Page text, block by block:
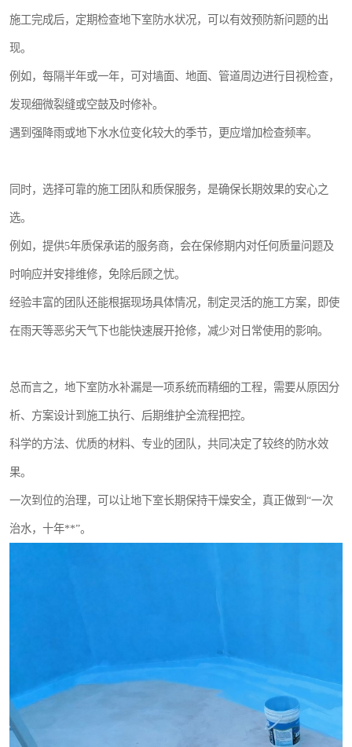
施工完成后，定期检查地下室防水状况，可以有效预防新问题的出
现。
例如，每隔半年或一年，可对墙面、地面、管道周边进行目视检查，
发现细微裂缝或空鼓及时修补。
遇到强降雨或地下水水位变化较大的季节，更应增加检查频率。
同时，选择可靠的施工团队和质保服务，是确保长期效果的安心之
选。
例如，提供5年质保承诺的服务商，会在保修期内对任何质量问题及
时响应并安排维修，免除后顾之忧。
经验丰富的团队还能根据现场具体情况，制定灵活的施工方案，即使
在雨天等恶劣天气下也能快速展开抢修，减少对日常使用的影响。
总而言之，地下室防水补漏是一项系统而精细的工程，需要从原因分
析、方案设计到施工执行、后期维护全流程把控。
科学的方法、优质的材料、专业的团队，共同决定了较终的防水效
果。
一次到位的治理，可以让地下室长期保持干燥安全，真正做到“一次
治水，十年**”。